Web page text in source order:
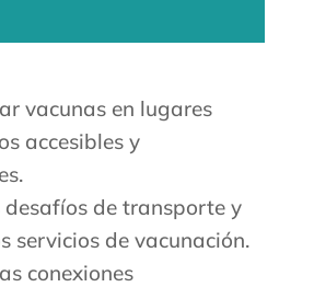
vacunas en lugares
accesibles y
desafíos de transporte y
servicios de vacunación.
conexiones